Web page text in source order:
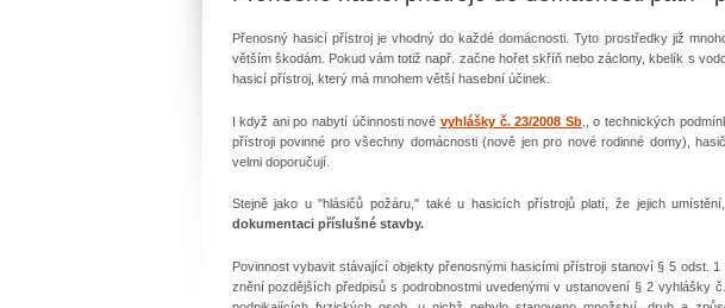
Přenosný hasicí přístroj je vhodný do každé domácnosti. Tyto prostředky již
větším škodám. Pokud vám totiž např. začne hořet skříň nebo záclony, kbelík s
hasicí přístroj, který má mnohem větší hasební účinek.
I když ani po nabytí účinnosti nové vyhlášky č. 23/2008 Sb., o technických
přístroji povinné pro všechny domácnosti (nově jen pro nové rodinné domy),
velmi doporučují.
Stejně jako u "hlásičů požáru," také u hasicích přístrojů platí, že jejich
dokumentaci příslušné stavby.
Povinnost vybavit stávající objekty přenosnými hasicími přístroji stanoví § 5 odst.
znění pozdějších předpisů s podrobnostmi uvedenými v ustanovení § 2 vyhlášky